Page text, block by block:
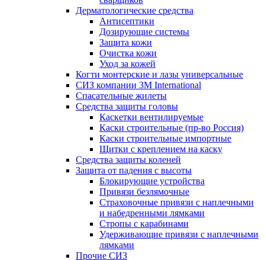
Дерматологические средства
Антисептики
Дозирующие системы
Защита кожи
Очистка кожи
Уход за кожей
Когти монтерские и лазы универсальные
СИЗ компании 3М International
Спасательные жилеты
Средства защиты головы
Каскетки вентилируемые
Каски строительные (пр-во Россия)
Каски строительные импортные
Щитки с креплением на каску
Средства защиты коленей
Защита от падения с высоты
Блокирующие устройства
Привязи безлямочные
Страховочные привязи с наплечными
и набедренными лямками
Стропы с карабинами
Удерживающие привязи с наплечными
лямками
Прочие СИЗ